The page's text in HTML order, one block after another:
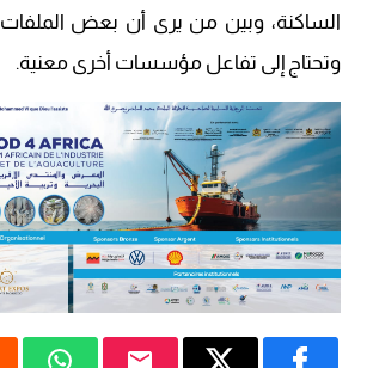
الساكنة، وبين من يرى أن بعض الملفات
وتحتاج إلى تفاعل مؤسسات أخرى معنية.